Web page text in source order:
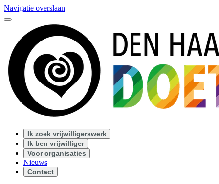
Navigatie overslaan
Ik zoek vrijwilligerswerk
Ik ben vrijwilliger
Voor organisaties
Nieuws
Contact